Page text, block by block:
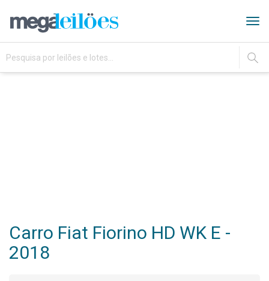
IR
Carro Fiat Fiorino HD WK E -
2018